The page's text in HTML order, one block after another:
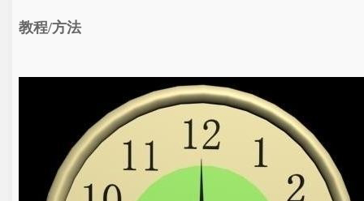
教程/方法